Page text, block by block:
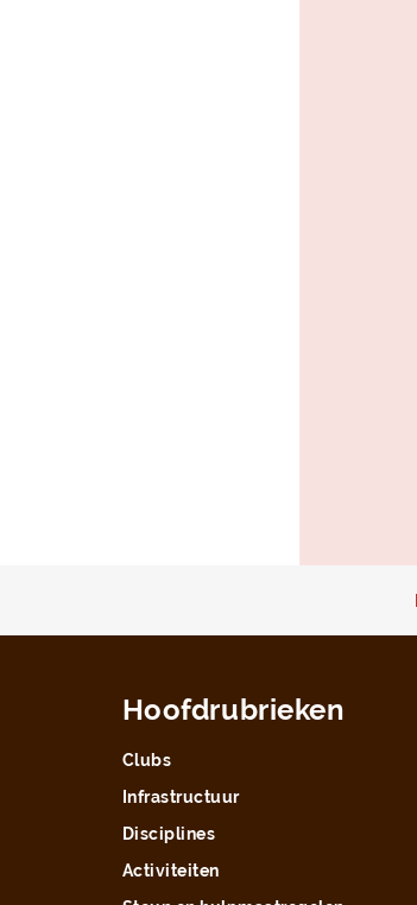
Hoofdrubrieken
Clubs
Infrastructuur
Disciplines
Activiteiten